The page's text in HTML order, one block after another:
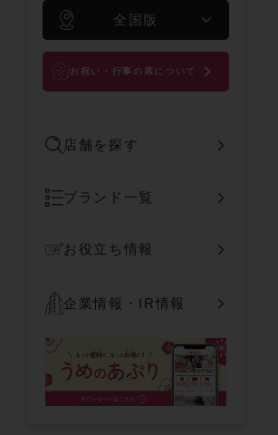
全国版
お祝い・行事の席について
店舗を探す
ブランド一覧
お役立ち情報
企業情報・IR情報